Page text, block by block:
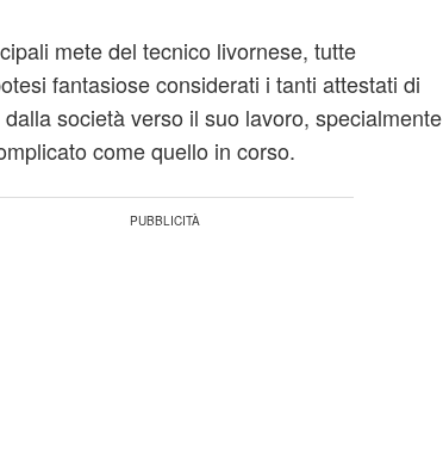
mete del tecnico livornese, tutte
fantasiose considerati i tanti attestati di
società verso il suo lavoro, specialmente
come quello in corso.